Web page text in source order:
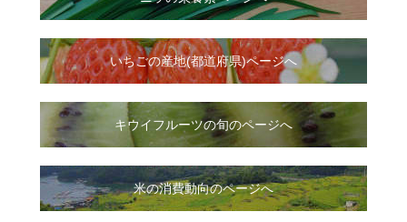
いちごの産地(都道府県)ページへ
キウイフルーツの旬のページへ
米の消費動向のページへ